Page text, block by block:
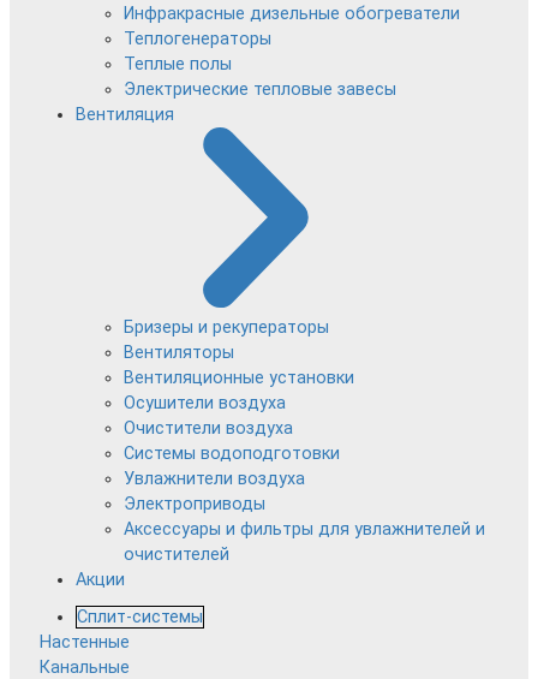
Инфракрасные дизельные обогреватели
Теплогенераторы
Теплые полы
Электрические тепловые завесы
Вентиляция
Бризеры и рекуператоры
Вентиляторы
Вентиляционные установки
Осушители воздуха
Очистители воздуха
Системы водоподготовки
Увлажнители воздуха
Электроприводы
Аксессуары и фильтры для увлажнителей и
очистителей
Акции
Сплит-системы
Настенные
Канальные